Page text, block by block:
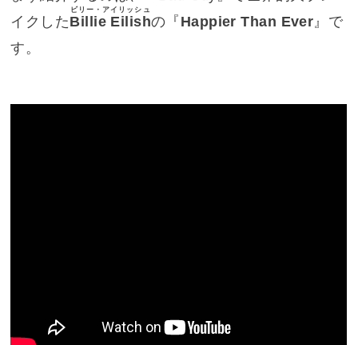
イクしたBillie Eilish
ビリー・アイリッシュ
の『 Happier Than Ever 』で
す。